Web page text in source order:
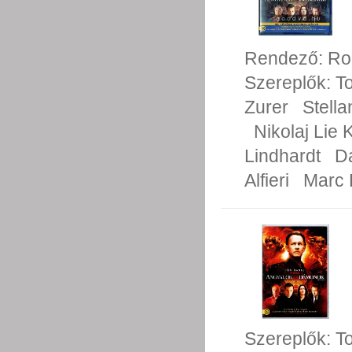
Rendező:
Szereplők:
Zurer
Nikolaj Lie
Lindhardt
Alfieri
Marc
Szereplők: